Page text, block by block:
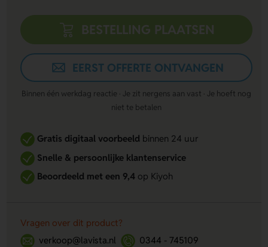
BESTELLING PLAATSEN
EERST OFFERTE ONTVANGEN
Binnen één werkdag reactie · Je zit nergens aan vast · Je hoeft nog
niet te betalen
Gratis digitaal voorbeeldbinnen 24 uur
Snelle & persoonlijke klantenservice
Beoordeeld met een 9,4op Kiyoh
Vragen over dit product?
verkoop@lavista.nl
0344 - 745109